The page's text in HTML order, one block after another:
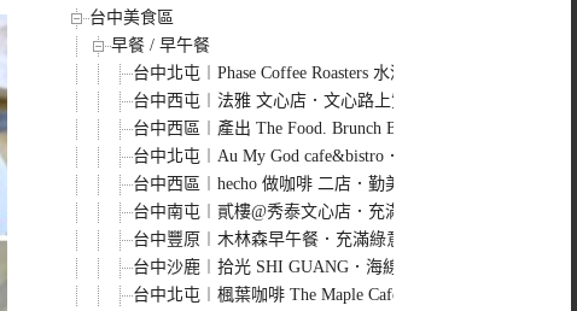
台中美食區
早餐 / 早午餐
台中北屯︱Phase Coffee Roasters 水湳店．結合Dum Dum
台中西屯︱法雅 文心店．文心路上質感早午餐、甜點店，
台中西區︱產出 The Food. Brunch Bar．來自台北赤峰街人
台中北屯︱Au My God cafe&bistro．澳式早午餐咖啡館結
台中西區︱hecho 做咖啡 二店．勤美商圈巷弄內有質感餐
台中南屯︱貳樓@秀泰文心店．充滿未來感的森林系早午餐
台中豐原︱木林森早午餐．充滿綠意的全天候早午餐，餐
台中沙鹿︱拾光 SHI GUANG．海線地區少見的精緻早午
台中北屯︱楓葉咖啡 The Maple Cafe．澳式風格早午餐，